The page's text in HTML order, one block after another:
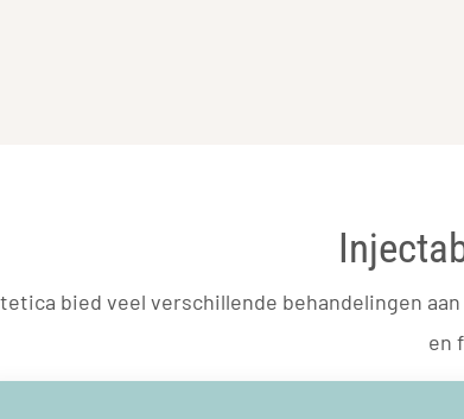
bied veel verschillende behandelingen
en